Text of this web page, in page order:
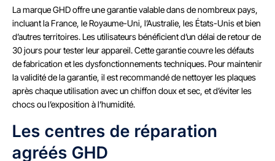
La marque GHD offre une garantie valable dans de nombreux pays,
incluant la France, le Royaume-Uni, l’Australie, les États-Unis et bien
d’autres territoires. Les utilisateurs bénéficient d’un délai de retour de
30 jours pour tester leur appareil. Cette garantie couvre les défauts
de fabrication et les dysfonctionnements techniques. Pour maintenir
la validité de la garantie, il est recommandé de nettoyer les plaques
après chaque utilisation avec un chiffon doux et sec, et d’éviter les
chocs ou l’exposition à l’humidité.
Les centres de réparation
agréés GHD